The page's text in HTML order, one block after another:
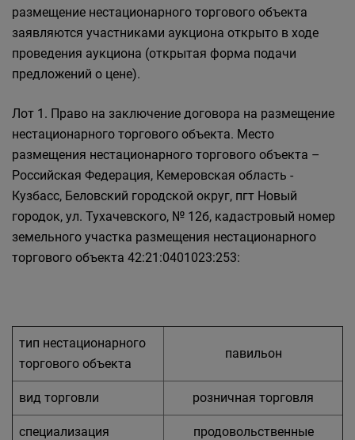
размещение нестационарного торгового объекта
заявляются участниками аукциона открыто в ходе
проведения аукциона (открытая форма подачи
предложений о цене).
Лот 1. Право на заключение договора на размещение
нестационарного торгового объекта. Место
размещения нестационарного торгового объекта –
Российская Федерация, Кемеровская область -
Кузбасс, Беловский городской округ, пгт Новый
городок, ул. Тухачевского, № 12б, кадастровый номер
земельного участка размещения нестационарного
торгового объекта 42:21:0401023:253:
тип нестационарного
торгового объекта
павильон
вид торговли розничная торговля
специализация
продовольственные